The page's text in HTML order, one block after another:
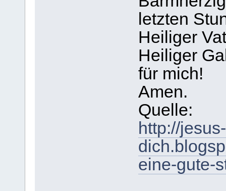
letzten
Heiliger
Heiliger
für mich!
Amen.
Quelle:
http://
eine-gute-